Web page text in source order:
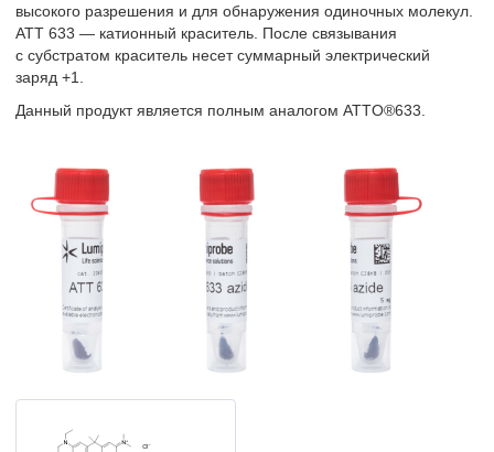
высокого разрешения и для обнаружения одиночных молекул.
ATT 633 — катионный краситель. После связывания
с субстратом краситель несет суммарный электрический
заряд +1.
Данный продукт является полным аналогом ATTO®633.